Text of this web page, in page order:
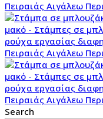
Search